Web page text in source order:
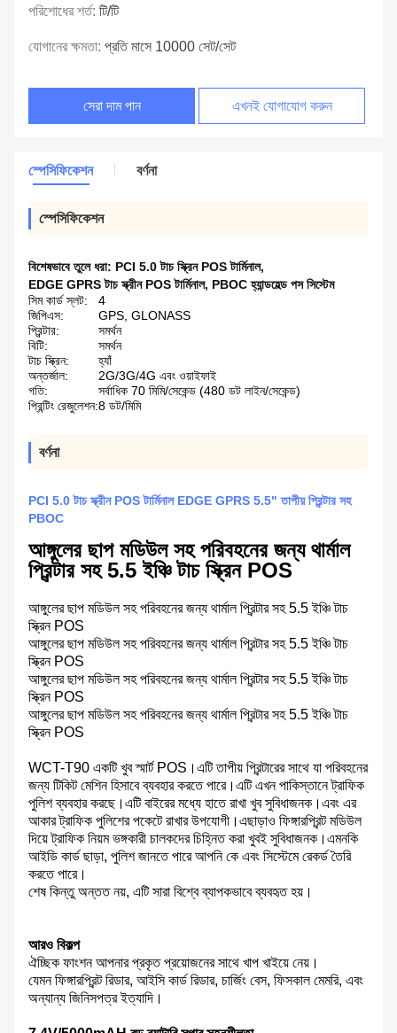
পরিশোধের শর্ত: টি/টি
যোগানের ক্ষমতা: প্রতি মাসে 10000 সেট/সেট
সেরা দাম পান এখনই যোগাযোগ করুন
স্পেসিফিকেশন বর্ণনা
স্পেসিফিকেশন
বিশেষভাবে তুলে ধরা: PCI 5.0 টাচ স্ক্রিন POS টার্মিনাল,
EDGE GPRS টাচ স্ক্রীন POS টার্মিনাল, PBOC হ্যান্ডহেল্ড পস সিস্টেম
সিম কার্ড স্লট:
4
জিপিএস:
GPS, GLONASS
প্রিন্টার:
সমর্থন
বিটি:
সমর্থন
টাচ স্ক্রিন:
হ্যাঁ
অন্তর্জাল:
2G/3G/4G এবং ওয়াইফাই
গতি:
সর্বাধিক 70 মিমি/সেকেন্ড (480 ডট লাইন/সেকেন্ড)
প্রিন্টিং রেজুলেশন:8 ডট/মিমি
বর্ণনা
PCI 5.0 টাচ স্ক্রীন POS টার্মিনাল EDGE GPRS 5.5" তাপীয় প্রিন্টার সহ
PBOC
আঙ্গুলের ছাপ মডিউল সহ পরিবহনের জন্য থার্মাল
প্রিন্টার সহ 5.5 ইঞ্চি টাচ স্ক্রিন POS
আঙ্গুলের ছাপ মডিউল সহ পরিবহনের জন্য থার্মাল প্রিন্টার সহ 5.5 ইঞ্চি টাচ
স্ক্রিন POS
আঙ্গুলের ছাপ মডিউল সহ পরিবহনের জন্য থার্মাল প্রিন্টার সহ 5.5 ইঞ্চি টাচ
স্ক্রিন POS
আঙ্গুলের ছাপ মডিউল সহ পরিবহনের জন্য থার্মাল প্রিন্টার সহ 5.5 ইঞ্চি টাচ
স্ক্রিন POS
আঙ্গুলের ছাপ মডিউল সহ পরিবহনের জন্য থার্মাল প্রিন্টার সহ 5.5 ইঞ্চি টাচ
স্ক্রিন POS
WCT-T90 একটি খুব স্মার্ট POS।এটি তাপীয় প্রিন্টারের সাথে যা পরিবহনের
জন্য টিকিট মেশিন হিসাবে ব্যবহার করতে পারে।এটি এখন পাকিস্তানে ট্রাফিক
পুলিশ ব্যবহার করছে।এটি বাইরের মধ্যে হাতে রাখা খুব সুবিধাজনক।এবং এর
আকার ট্রাফিক পুলিশের পকেটে রাখার উপযোগী।এছাড়াও ফিঙ্গারপ্রিন্ট মডিউল
দিয়ে ট্রাফিক নিয়ম ভঙ্গকারী চালকদের চিহ্নিত করা খুবই সুবিধাজনক।এমনকি
আইডি কার্ড ছাড়া, পুলিশ জানতে পারে আপনি কে এবং সিস্টেমে রেকর্ড তৈরি
করতে পারে।
শেষ কিন্তু অন্তত নয়, এটি সারা বিশ্বে ব্যাপকভাবে ব্যবহৃত হয়।
আরও বিকল্প
ঐচ্ছিক ফাংশন আপনার প্রকৃত প্রয়োজনের সাথে খাপ খাইয়ে নেয়।
যেমন ফিঙ্গারপ্রিন্ট রিডার, আইসি কার্ড রিডার, চার্জিং বেস, ফিসকাল মেমরি, এবং
অন্যান্য জিনিসপত্র ইত্যাদি।